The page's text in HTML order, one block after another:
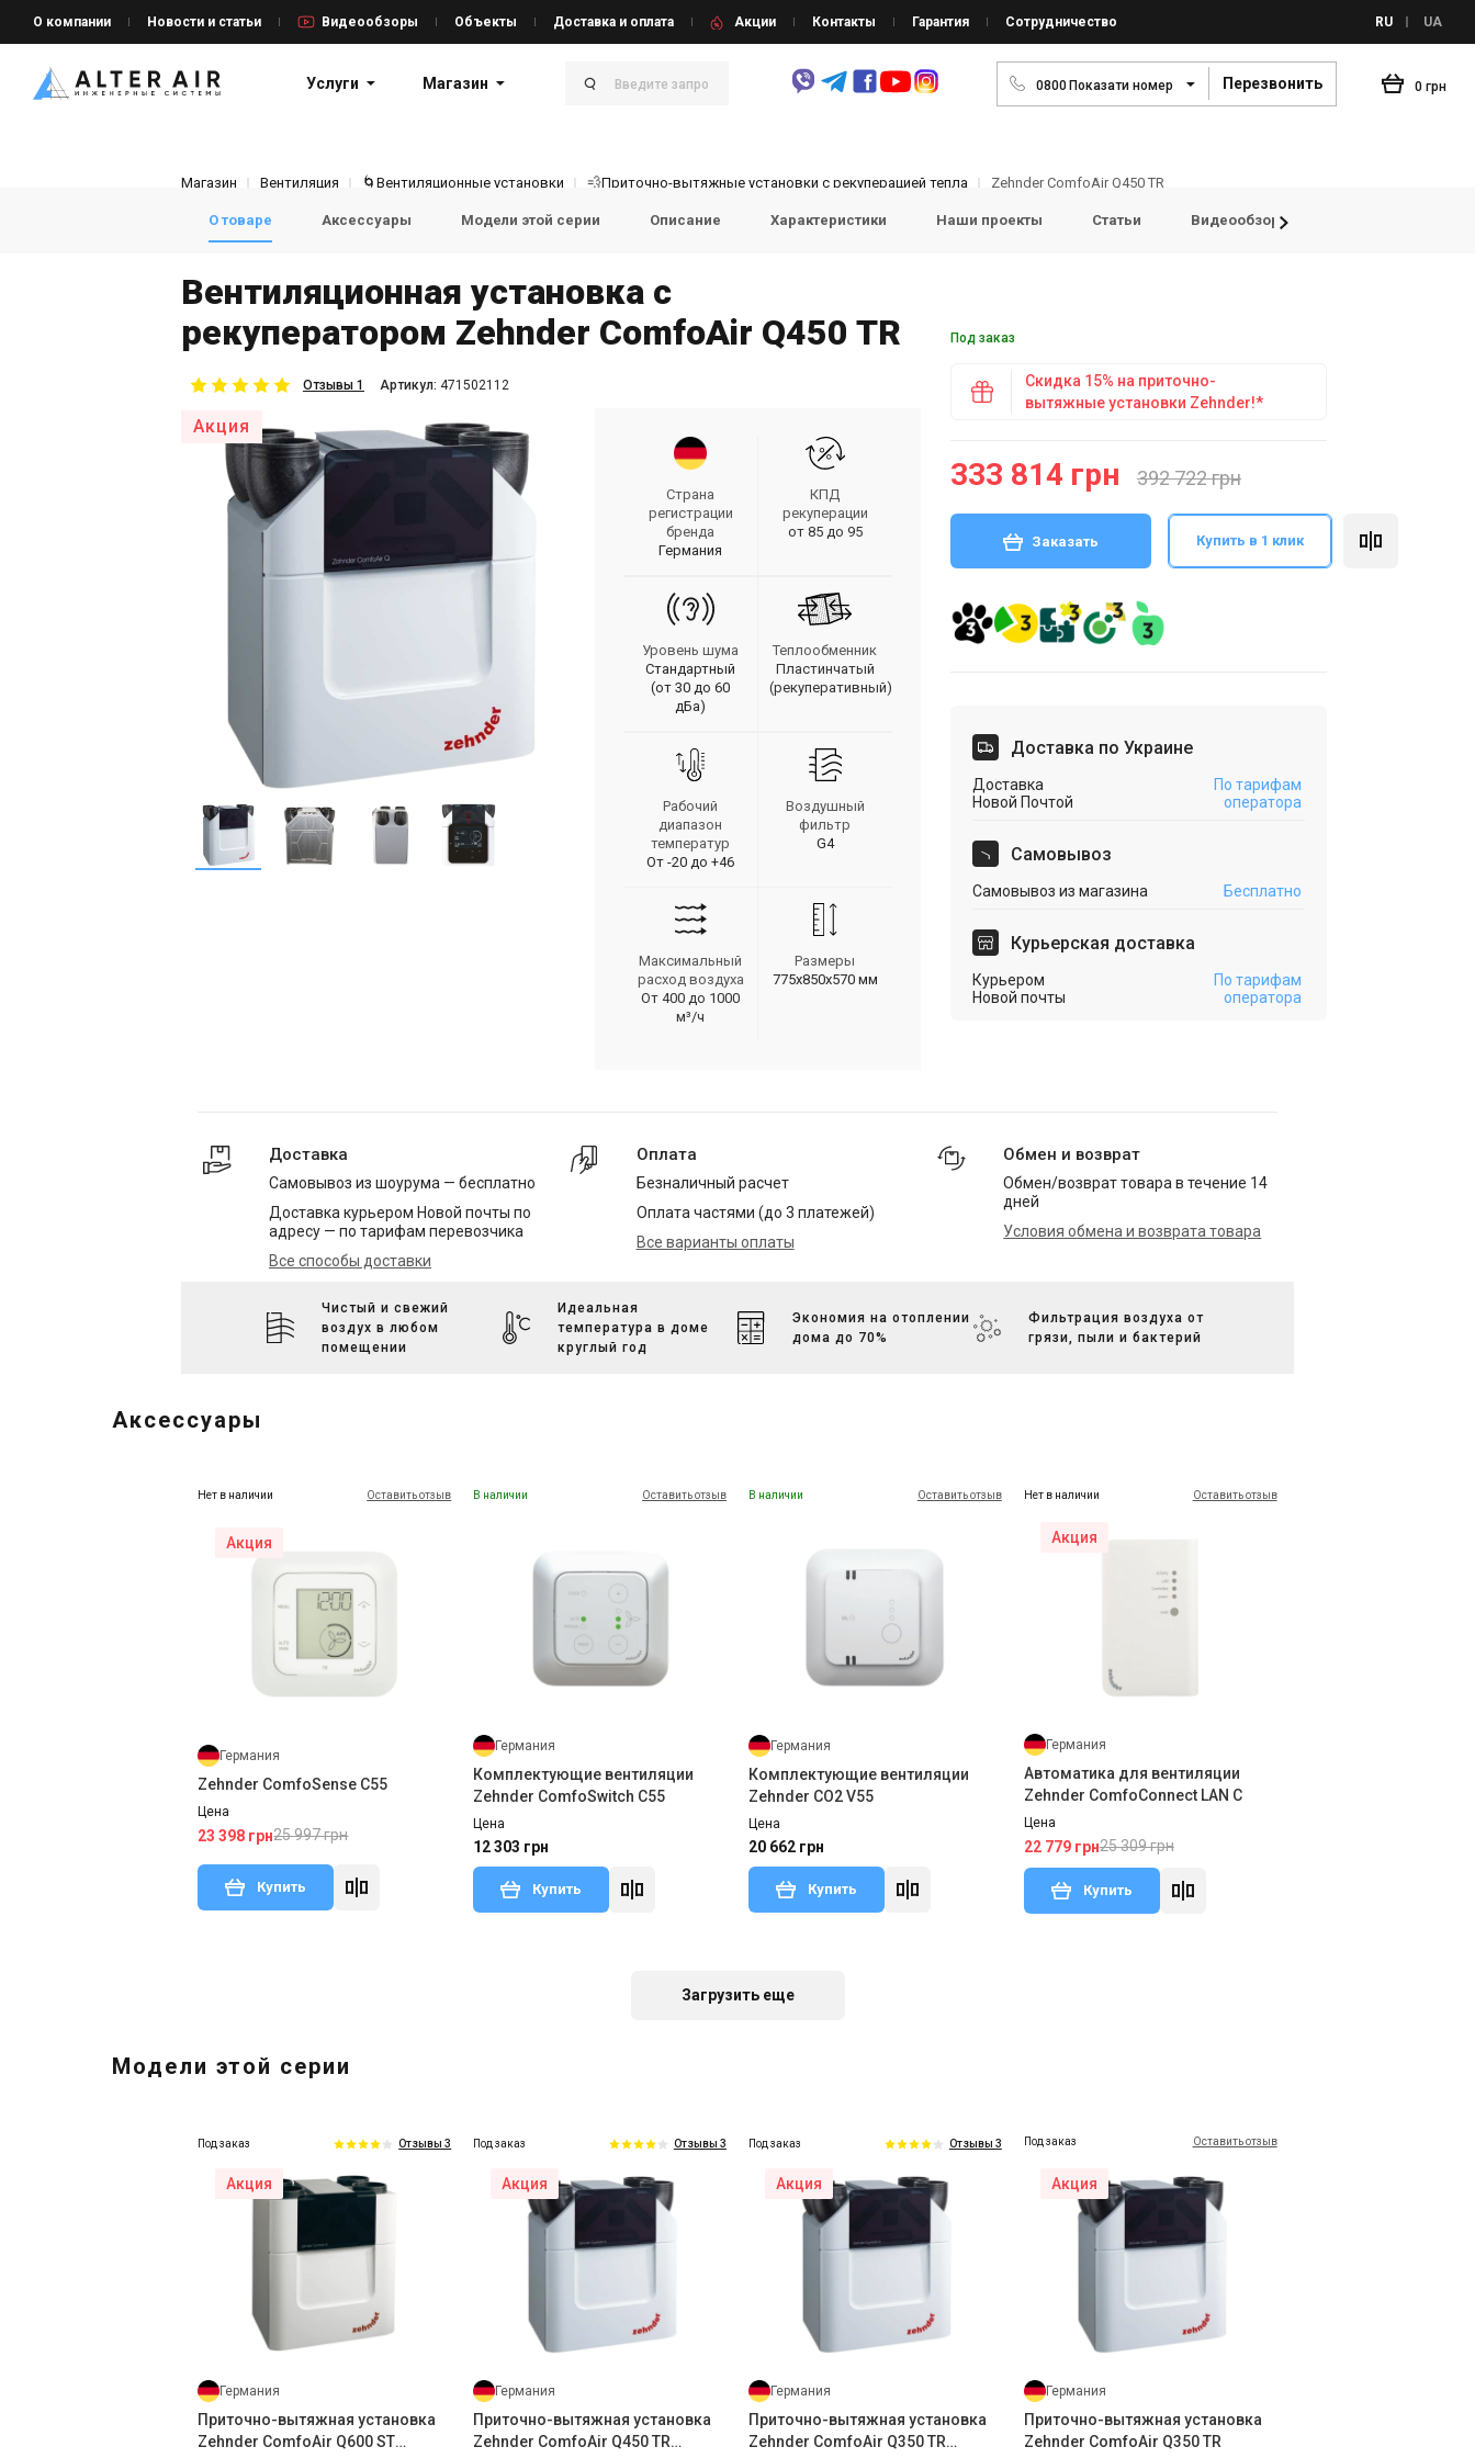
О компании Новости и статьи Видеообзоры Объекты Доставка и оплата Акции Контакты Гарантия Сотрудничество RU UA
Услуги Магазин 0800Показати номер Перезвонить 0 грн
Магазин Вентиляция 🌀Вентиляционные установки 💨Приточно-вытяжные установки с рекуперацией тепла Zehnder ComfoAir Q450 TR
О товаре Аксессуары Модели этой серии Описание Характеристики Наши проекты Статьи Видеообзоры
Вентиляционная установка с
рекуператором Zehnder ComfoAir Q450 TR
Отзывы 1 Aртикул: 471502112
Акция
Страна
регистрации
бренда
Германия
КПД
рекуперации
от 85 до 95
Уровень шума
Стандартный
(от 30 до 60
дБа)
Теплообменник
Пластинчатый
(рекуперативный)
Рабочий
диапазон
температур
От -20 до +46
Воздушный
фильтр
G4
Максимальный
расход воздуха
От 400 до 1000
м³/ч
Размеры
775х850х570 мм
Под заказ
Скидка 15% на приточно-
вытяжные установки Zehnder!*
333 814 грн 392 722 грн
Заказать Купить в 1 клик
Доставка по Украине
Доставка
Новой Почтой
По тарифам
оператора
Cамовывоз
Самовывоз из магазина Бесплатно
Курьерская доставка
Курьером
Новой почты
По тарифам
оператора
Доставка
Самовывоз из шоурума — бесплатно
Доставка курьером Новой почты по
адресу — по тарифам перевозчика
Все способы доставки
Оплата
Безналичный расчет
Оплата частями (до 3 платежей)
Все варианты оплаты
Обмен и возврат
Обмен/возврат товара в течение 14
дней
Условия обмена и возврата товара
Чистый и свежий
воздух в любом
помещении
Идеальная
температура в доме
круглый год
Экономия на отоплении
дома до 70%
Фильтрация воздуха от
грязи, пыли и бактерий
Аксессуары
Нет в наличии Оставить отзыв
Акция
Германия
Zehnder ComfoSense C55
Цена
23 398 грн25 997 грн
Купить
В наличии Оставить отзыв
Германия
Комплектующие вентиляции
Zehnder ComfoSwitch C55
Цена
12 303 грн
Купить
В наличии Оставить отзыв
Германия
Комплектующие вентиляции
Zehnder СО2 V55
Цена
20 662 грн
Купить
Нет в наличии Оставить отзыв
Акция
Германия
Автоматика для вентиляции
Zehnder ComfoConnect LAN C
Цена
22 779 грн25 309 грн
Купить
Германия
Комплектующие вентиляции
Zehnder PRH-CAQ
35 688 грн
Германия
установок ComfoSpot 50
2 848 грн
Купить
Германия
Купить
Загрузить еще
Модели этой серии
Под заказ Отзывы 3
Акция
Германия
Приточно-вытяжная установка
Zehnder ComfoAir Q600 ST
Под заказ Отзывы 3
Акция
Германия
Приточно-вытяжная установка
Zehnder ComfoAir Q450 TR
Под заказ Отзывы 3
Акция
Германия
Приточно-вытяжная установка
Zehnder ComfoAir Q350 TR
Под заказ Оставить отзыв
Акция
Германия
Приточно-вытяжная установка
Zehnder ComfoAir Q350 TR